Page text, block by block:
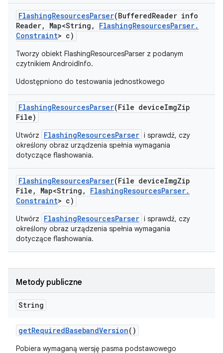
FlashingResourcesParser(BufferedReader info
Reader, Map<String , FlashingResourcesParser.
Constraint> c)
Tworzy obiekt FlashingResourcesParser z podanym
czytnikiem AndroidInfo.
Udostępniono do testowania jednostkowego
FlashingResourcesParser(File deviceImgZip
File)
Utwórz FlashingResourcesParser i sprawdź, czy
określony obraz urządzenia spełnia wymagania
dotyczące flashowania.
FlashingResourcesParser(File deviceImgZip
File , Map<String , FlashingResourcesParser.
Constraint> c)
Utwórz FlashingResourcesParser i sprawdź, czy
określony obraz urządzenia spełnia wymagania
dotyczące flashowania.
Metody publiczne
String
getRequiredBasebandVersion()
Pobiera wymaganą wersję pasma podstawowego